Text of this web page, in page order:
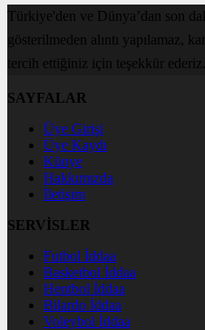
Türkiye'den ve Dünya’dan son
gösterilmeden alıntı yapılamaz,
tercih ettiğiniz için teşekkür ederiz.
SAYFALAR
Üye Girişi
Üye Kaydı
Künye
Hakkımızda
İletişim
SERVİSLER
Futbol İddaa
Basketbol İddaa
Hentbol İddaa
Bilardo İddaa
Voleybol İddaa